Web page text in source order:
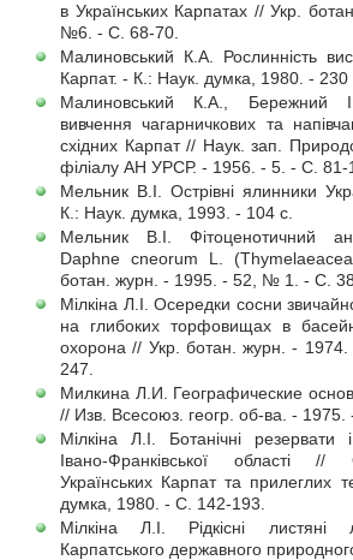
в Українських Карпатах // Укр.
№6. - С. 68-70.
Малиновський К.А. Рослинність
Карпат. - К.: Наук. думка, 1980. - 230
Малиновський К.А., Бережний
вивчення чагарничкових та
східних Карпат // Наук. зап.
філіалу АН УРСР. - 1956. - 5. - С. 81-
Мельник В.І. Острівні ялинники
К.: Наук. думка, 1993. - 104 с.
Мельник В.І. Фітоценотичний
Daphne cneorum L.
ботан. журн. - 1995. - 52, № 1. - С. 38
Мілкіна Л.І. Осередки сосни
на глибоких торфовищах в
охорона // Укр. ботан. журн. -
247.
Милкина Л.И. Географические
// Изв. Всесоюз. геогр. об-ва. -
Мілкіна Л.І. Ботанічні резервати
Івано-Франківської області
Українських Карпат та прилеглих
думка, 1980. - С. 142-193.
Мілкіна Л.І. Рідкісні листяні
Карпатського державного